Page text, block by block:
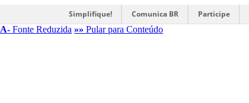
Simplifique! Comunica BR Participe
A- Fonte Reduzida »» Pular para Conteúdo